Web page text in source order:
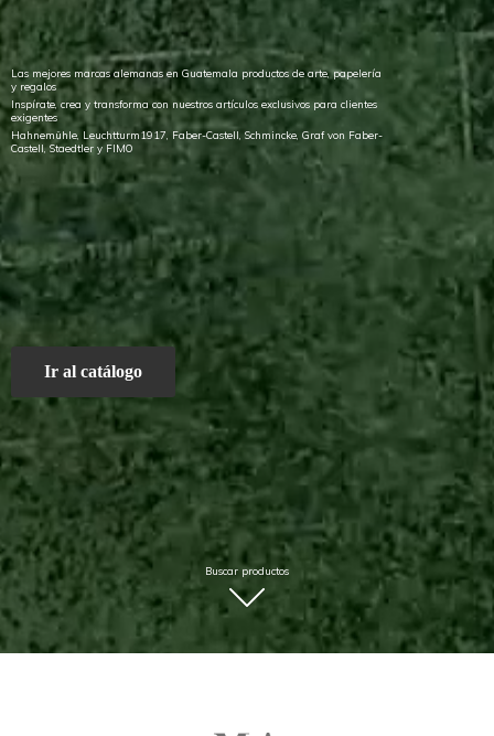
Las mejores marcas alemanas en Guatemala productos de arte, papelería
y regalos
Inspírate, crea y transforma con nuestros artículos exclusivos para clientes
exigentes
Hahnemühle, Leuchtturm1917, Faber-Castell, Schmincke, Graf von Faber-
Castell, Staedtler y FIMO
Ir al catálogo
Buscar productos